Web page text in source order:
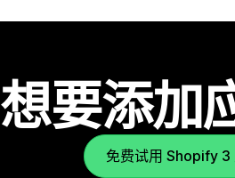
想要添加
免费试用 Shopify 3